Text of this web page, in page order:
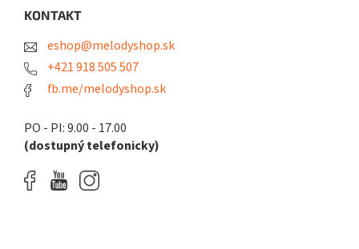
KONTAKT
eshop@melodyshop.sk
+421 918 505 507
fb.me/melodyshop.sk
PO - PI: 9.00 - 17.00
(dostupný telefonicky)